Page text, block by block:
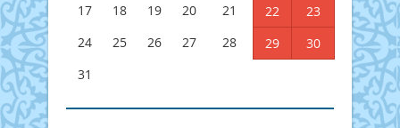
17
18 19 20 21 22
23
24
25 26 27 28 29
30
31